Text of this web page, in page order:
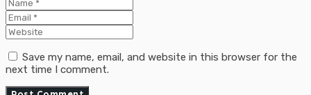
Save my name, email, and website in this browser for the
next time I comment.